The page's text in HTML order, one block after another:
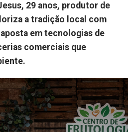
29 anos, produtor de
a tradição local com
em tecnologias de
comerciais que